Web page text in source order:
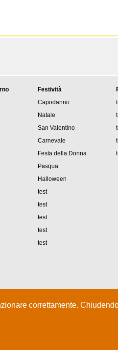
Festività
Capodanno
Natale
San Valentino
Carnevale
Festa della Donna
Pasqua
Halloween
test
test
test
test
test
correttamente.